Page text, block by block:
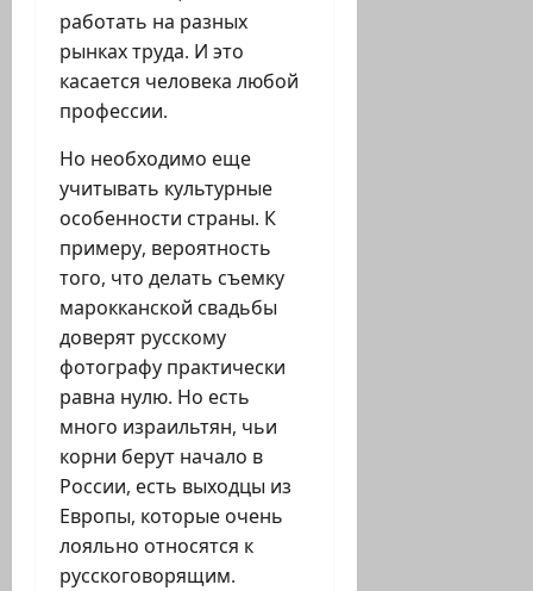
работать на разных
рынках труда. И это
касается человека любой
профессии.
Но необходимо еще
учитывать культурные
особенности страны. К
примеру, вероятность
того, что делать съемку
марокканской свадьбы
доверят русскому
фотографу практически
равна нулю. Но есть
много израильтян, чьи
корни берут начало в
России, есть выходцы из
Европы, которые очень
лояльно относятся к
русскоговорящим.